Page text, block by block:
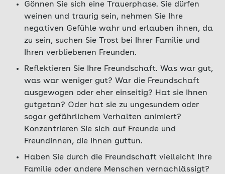
Gönnen Sie sich eine Trauerphase. Sie dürfen
weinen und traurig sein, nehmen Sie Ihre
negativen Gefühle wahr und erlauben ihnen, da
zu sein, suchen Sie Trost bei Ihrer Familie und
Ihren verbliebenen Freunden.
Reflektieren Sie Ihre Freundschaft. Was war gut,
was war weniger gut? War die Freundschaft
ausgewogen oder eher einseitig? Hat sie Ihnen
gutgetan? Oder hat sie zu ungesundem oder
sogar gefährlichem Verhalten animiert?
Konzentrieren Sie sich auf Freunde und
Freundinnen, die Ihnen guttun.
Haben Sie durch die Freundschaft vielleicht Ihre
Familie oder andere Menschen vernachlässigt?